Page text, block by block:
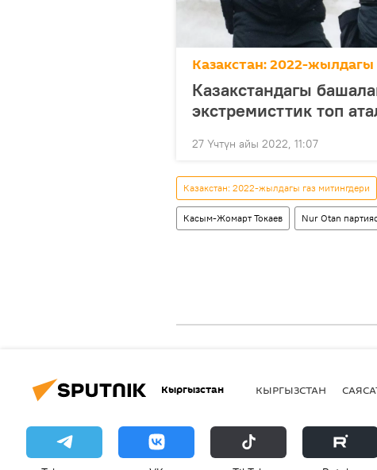
Казакстан: 2022-жылдагы
Казакстандагы
экстремисттик топ
27 Үчтүн айы 2022, 11:07
Казакстан: 2022-жылдагы газ митингдери
Касым-Жомарт Токаев Nur Otan
Кыргызстан КЫРГЫЗСТАН